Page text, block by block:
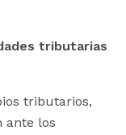
tributarias
tributarios,
ante los